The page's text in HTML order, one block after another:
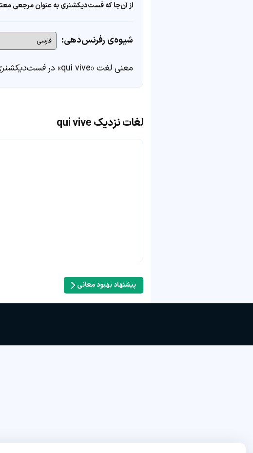
از آن‌جا که فست‌دیکشنری به عنوان مرجعی
شیوه‌ی رفرنس‌دهی:
معنی لغت «qui vive» در
لغات نزدیک qui vive
پیشنهاد بهبود معانی